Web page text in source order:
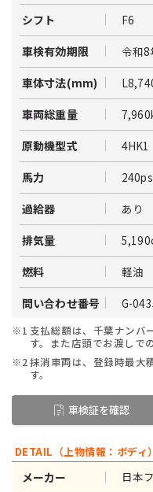
シフト F6
車検有効期限 令和
車体寸法(mm)
車両総重量
原動機型式 4HK1
馬力 240ps
過給器 あり
排気量
燃料 軽油
問い合わせ番号 G-
※1 支払総額は、千葉ナンバ
す。また店頭でお渡しで
※2抹消車両は、登録時最大
す。
車検証を確認
DETAIL（上物情報：ボディ）
メーカー
日本